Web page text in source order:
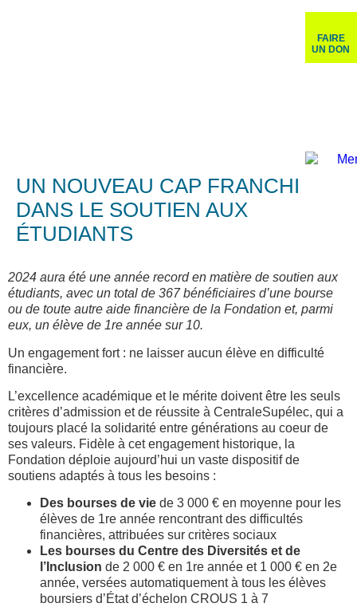
FAIRE
UN DON
UN NOUVEAU CAP FRANCHI
DANS LE SOUTIEN AUX
ÉTUDIANTS
2024 aura été une année record en matière de soutien aux
étudiants, avec un total de 367 bénéficiaires d’une bourse
ou de toute autre aide financière de la Fondation et, parmi
eux, un élève de 1re année sur 10.
Un engagement fort : ne laisser aucun élève en difficulté
financière.
L’excellence académique et le mérite doivent être les seuls
critères d’admission et de réussite à CentraleSupélec, qui a
toujours placé la solidarité entre générations au coeur de
ses valeurs. Fidèle à cet engagement historique, la
Fondation déploie aujourd’hui un vaste dispositif de
soutiens adaptés à tous les besoins :
Des bourses de vie de 3 000 € en moyenne pour les
élèves de 1re année rencontrant des difficultés
financières, attribuées sur critères sociaux
Les bourses du Centre des Diversités et de
l’Inclusion de 2 000 € en 1re année et 1 000 € en 2e
année, versées automatiquement à tous les élèves
boursiers d’État d’échelon CROUS 1 à 7